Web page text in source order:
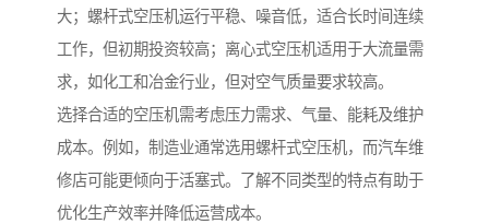
大；螺杆式空压机运行平稳、噪音低，适合长时间连续
工作，但初期投资较高；离心式空压机适用于大流量需
求，如化工和冶金行业，但对空气质量要求较高。
选择合适的空压机需考虑压力需求、气量、能耗及维护
成本。例如，制造业通常选用螺杆式空压机，而汽车维
修店可能更倾向于活塞式。了解不同类型的特点有助于
优化生产效率并降低运营成本。